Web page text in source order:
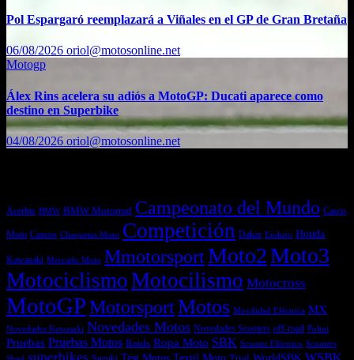
Pol Espargaró reemplazará a Viñales en el GP de Gran Bretaña
06/08/2026 oriol@motosonline.net
Motogp
Álex Rins acelera su adiós a MotoGP: Ducati aparece como
destino en Superbike
04/08/2026 oriol@motosonline.net
Acerbis BMW BMW Motorrad Campeonato del Mundo Casco
Moto Cascos Chaquetas Moto Competición Dakar Enduro Honda
Kawasaki Mercado Moto MmotorsportMoto2Moto3
MotociclismoMotocilismo Motocross
MotoGPMotorsportMotos Movilidad Eléctrica MX
Novedades Kawasaki Novedades Motos Novedades Scooters off-road Polini
Pruebas Pruebas Motos Raids Ropa Moto SBK Scooter Eléctrico Scooters
WSBK